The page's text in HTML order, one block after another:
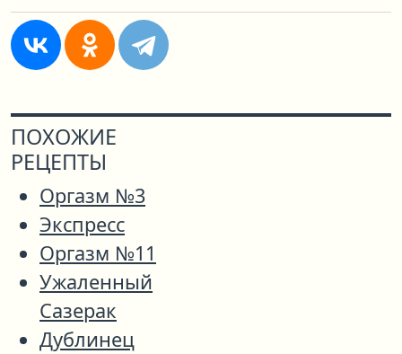
ПОХОЖИЕ
РЕЦЕПТЫ
Оргазм №3
Экспресс
Оргазм №11
Ужаленный
Сазерак
Дублинец